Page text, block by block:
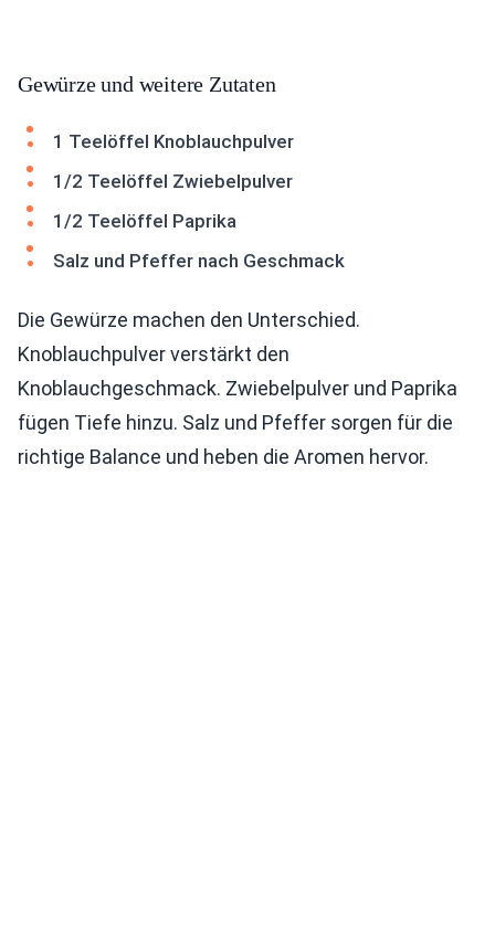
Gewürze und weitere Zutaten
1 Teelöffel Knoblauchpulver
1/2 Teelöffel Zwiebelpulver
1/2 Teelöffel Paprika
Salz und Pfeffer nach Geschmack
Die Gewürze machen den Unterschied.
Knoblauchpulver verstärkt den
Knoblauchgeschmack. Zwiebelpulver und Paprika
fügen Tiefe hinzu. Salz und Pfeffer sorgen für die
richtige Balance und heben die Aromen hervor.